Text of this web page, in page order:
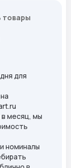
товары
для
месяц, мы
номиналы